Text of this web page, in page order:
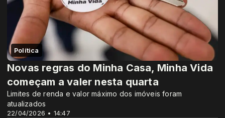
Política
22/04/2026 • 14:47
Novas regras do Minha Casa, Minha Vida
começam a valer nesta quarta
Limites de renda e valor máximo dos imóveis foram
atualizados